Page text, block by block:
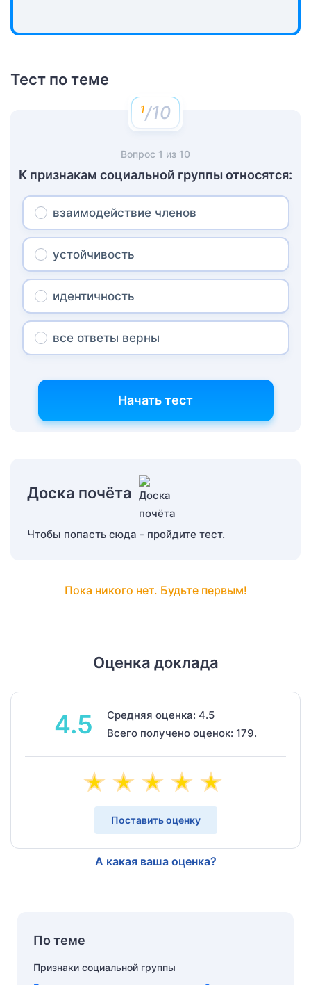
Тест по теме
/10
Вопрос 1 из 10
К признакам социальной группы относятся:
взаимодействие членов
устойчивость
идентичность
все ответы верны
Начать тест
Доска почёта
Чтобы попасть сюда - пройдите тест.
Пока никого нет. Будьте первым!
Оценка доклада
4.5
Средняя оценка: 4.5
Всего получено оценок: 179.
Поставить оценку
А какая ваша оценка?
По теме
Признаки социальной группы